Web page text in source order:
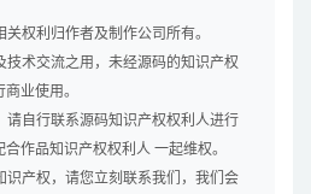
权利归作者及制作公司所有。
技术交流之用，未经源码的知识产权
业使用。
请自行联系源码知识产权权利人进行
作品知识产权权利人 一起维权。
识产权，请您立刻联系我们，我们会